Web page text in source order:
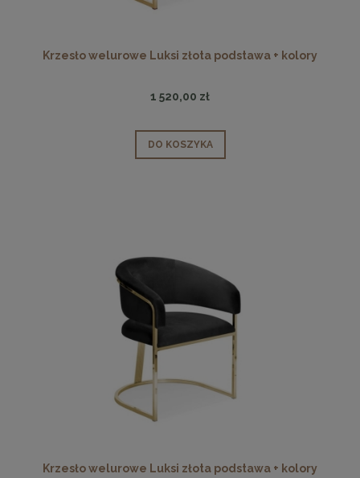
Krzesło welurowe Luksi złota podstawa + kolory
1 520,00 zł
DO KOSZYKA
Krzesło welurowe Luksi złota podstawa + kolory